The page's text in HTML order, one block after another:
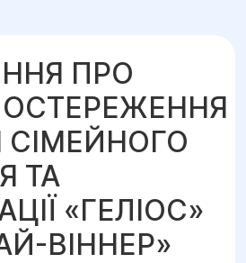
ПРО
СІМЕЙНОГО
ТА
«ГЕЛІОС»
ВІННЕР»